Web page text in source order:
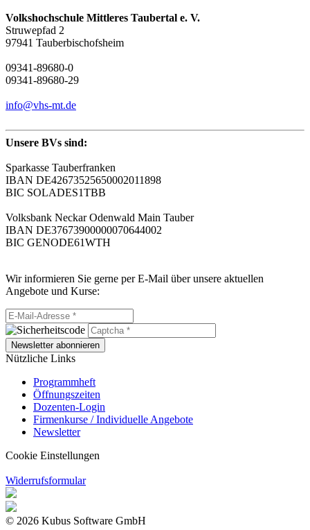
Volkshochschule Mittleres Taubertal e. V.
Struwepfad 2
97941 Tauberbischofsheim
09341-89680-0
09341-89680-29
info@vhs-mt.de
Unsere BVs sind:
Sparkasse Tauberfranken
IBAN DE42673525650002011898
BIC SOLADES1TBB
Volksbank Neckar Odenwald Main Tauber
IBAN DE37673900000070644002
BIC GENODE61WTH
Wir informieren Sie gerne per E-Mail über unsere aktuellen
Angebote und Kurse:
Newsletter abonnieren
Nützliche Links
Programmheft
Öffnungszeiten
Dozenten-Login
Firmenkurse / Individuelle Angebote
Newsletter
Cookie Einstellungen
Widerrufsformular
© 2026 Kubus Software GmbH